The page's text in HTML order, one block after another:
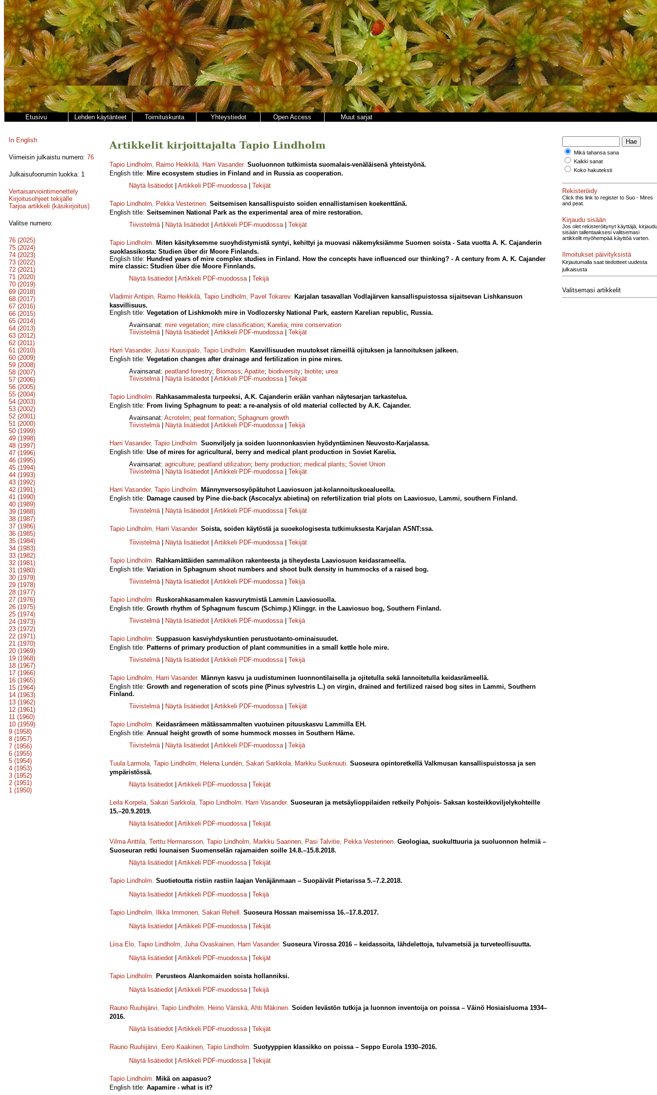
Etusivu Lehden käytänteet Toimituskunta Yhteystiedot Open Access Muut sarjat
In English
Viimeisin julkaistu numero: 76
Julkaisufoorumin luokka: 1
Vertaisarviointimenettely
Kirjoitusohjeet tekijälle
Tarjoa artikkeli (käsikirjoitus)
Valitse numero:
76 (2025)
75 (2024)
74 (2023)
73 (2022)
72 (2021)
71 (2020)
70 (2019)
69 (2018)
68 (2017)
67 (2016)
66 (2015)
65 (2014)
64 (2013)
63 (2012)
62 (2011)
61 (2010)
60 (2009)
59 (2008)
58 (2007)
57 (2006)
56 (2005)
55 (2004)
54 (2003)
53 (2002)
52 (2001)
51 (2000)
50 (1999)
49 (1998)
48 (1997)
47 (1996)
46 (1995)
45 (1994)
44 (1993)
43 (1992)
42 (1991)
41 (1990)
40 (1989)
39 (1988)
38 (1987)
37 (1986)
36 (1985)
35 (1984)
34 (1983)
33 (1982)
32 (1981)
31 (1980)
30 (1979)
29 (1978)
28 (1977)
27 (1976)
26 (1975)
25 (1974)
24 (1973)
23 (1972)
22 (1971)
21 (1970)
20 (1969)
19 (1968)
18 (1967)
17 (1966)
16 (1965)
15 (1964)
14 (1963)
13 (1962)
12 (1961)
11 (1960)
10 (1959)
9 (1958)
8 (1957)
7 (1956)
6 (1955)
5 (1954)
4 (1953)
3 (1952)
2 (1951)
1 (1950)
Artikkelit kirjoittajalta Tapio Lindholm
Tapio Lindholm, Raimo Heikkilä, Harri Vasander. Suoluonnon tutkimista suomalais-venäläisenä yhteistyönä.
English title: Mire ecosystem studies in Finland and in Russia as cooperation.
Näytä lisätiedot
Artikkeli PDF-muodossa| Tekijät
Tapio Lindholm, Pekka Vesterinen. Seitsemisen kansallispuisto soiden ennallistamisen koekenttänä.
English title: Seitseminen National Park as the experimental area of mire restoration.
Tiivistelmä| Näytä lisätiedot Artikkeli PDF-muodossa| Tekijät
Tapio Lindholm. Miten käsityksemme suoyhdistymistä syntyi, kehittyi ja muovasi näkemyksiämme Suomen soista - Sata vuotta A. K. Cajanderin
suoklassikosta: Studien über dir Moore Finlands.
English title: Hundred years of mire complex studies in Finland. How the concepts have influenced our thinking? - A century from A. K. Cajander
mire classic: Studien über die Moore Finnlands.
Näytä lisätiedot
Artikkeli PDF-muodossa| Tekijä
Vladimir Antipin, Raimo Heikkilä, Tapio Lindholm, Pavel Tokarev. Karjalan tasavallan Vodlajärven kansallispuistossa sijaitsevan Lishkansuon
kasvillisuus.
English title: Vegetation of Lishkmokh mire in Vodlozersky National Park, eastern Karelian republic, Russia.
Avainsanat: mire vegetation; mire classification; Karelia; mire conservation
Tiivistelmä| Näytä lisätiedot Artikkeli PDF-muodossa| Tekijät
Harri Vasander, Jussi Kuusipalo, Tapio Lindholm. Kasvillisuuden muutokset rämeillä ojituksen ja lannoituksen jalkeen.
English title: Vegetation changes after drainage and fertilization in pine mires.
Avainsanat: peatland forestry; Biomass; Apatite; biodiversity; biotite; urea
Tiivistelmä| Näytä lisätiedot Artikkeli PDF-muodossa| Tekijät
Tapio Lindholm. Rahkasammalesta turpeeksi, A.K. Cajanderin erään vanhan näytesarjan tarkastelua.
English title: From living Sphagnum to peat: a re-analysis of old material collected by A.K. Cajander.
Avainsanat: Acrotelm; peat formation; Sphagnum growth
Tiivistelmä| Näytä lisätiedot Artikkeli PDF-muodossa| Tekijä
Harri Vasander, Tapio Lindholm. Suonviljely ja soiden luonnonkasvien hyödyntäminen Neuvosto-Karjalassa.
English title: Use of mires for agricultural, berry and medical plant production in Soviet Karelia.
Avainsanat: agriculture; peatland utilization; berry production; medical plants; Soviet Union
Tiivistelmä| Näytä lisätiedot Artikkeli PDF-muodossa| Tekijät
Harri Vasander, Tapio Lindholm. Männynversosyöpätuhot Laaviosuon jat-kolannoituskoealueella.
English title: Damage caused by Pine die-back (Ascocalyx abietina) on refertilization trial plots on Laaviosuo, Lammi, southern Finland.
Tiivistelmä| Näytä lisätiedot Artikkeli PDF-muodossa| Tekijät
Tapio Lindholm, Harri Vasander. Soista, soiden käytöstä ja suoekologisesta tutkimuksesta Karjalan ASNT:ssa.
Tiivistelmä| Näytä lisätiedot Artikkeli PDF-muodossa| Tekijät
Tapio Lindholm. Rahkamättäiden sammalikon rakenteesta ja tiheydesta Laaviosuon keidasrameella.
English title: Variation in Sphagnum shoot numbers and shoot bulk density in hummocks of a raised bog.
Tiivistelmä| Näytä lisätiedot Artikkeli PDF-muodossa| Tekijä
Tapio Lindholm. Ruskorahkasammalen kasvurytmistä Lammin Laaviosuolla.
English title: Growth rhythm of Sphagnum fuscum (Schimp.) Klinggr. in the Laaviosuo bog, Southern Finland.
Tiivistelmä| Näytä lisätiedot Artikkeli PDF-muodossa| Tekijä
Tapio Lindholm. Suppasuon kasviyhdyskuntien perustuotanto-ominaisuudet.
English title: Patterns of primary production of plant communities in a small kettle hole mire.
Tiivistelmä| Näytä lisätiedot Artikkeli PDF-muodossa| Tekijä
Tapio Lindholm, Harri Vasander. Männyn kasvu ja uudistuminen luonnontilaisella ja ojitetulla sekä lannoitetulla keidasrämeellä.
English title: Growth and regeneration of scots pine (Pinus sylvestris L.) on virgin, drained and fertilized raised bog sites in Lammi, Southern
Finland.
Tiivistelmä| Näytä lisätiedot Artikkeli PDF-muodossa| Tekijät
Tapio Lindholm. Keidasrämeen mätässammalten vuotuinen pituuskasvu Lammilla EH.
English title: Annual height growth of some hummock mosses in Southern Häme.
Tiivistelmä| Näytä lisätiedot Artikkeli PDF-muodossa| Tekijä
Tuula Larmola, Tapio Lindholm, Helena Lundén, Sakari Sarkkola, Markku Suoknuuti. Suoseura opintoretkellä Valkmusan kansallispuistossa ja sen
ympäristössä.
Näytä lisätiedot
Artikkeli PDF-muodossa| Tekijät
Leila Korpela, Sakari Sarkkola, Tapio Lindholm, Harri Vasander. Suoseuran ja metsäylioppilaiden retkeily Pohjois- Saksan kosteikkoviljelykohteille
15.–20.9.2019.
Näytä lisätiedot
Artikkeli PDF-muodossa| Tekijät
Vilma Anttila, Terttu Hermansson, Tapio Lindholm, Markku Saarinen, Pasi Talvitie, Pekka Vesterinen. Geologiaa, suokulttuuria ja suoluonnon helmiä –
Suoseuran retki lounaisen Suomenselän rajamaiden soille 14.8.–15.8.2018.
Näytä lisätiedot
Artikkeli PDF-muodossa| Tekijät
Tapio Lindholm. Suotietoutta ristiin rastiin laajan Venäjänmaan – Suopäivät Pietarissa 5.–7.2.2018.
Näytä lisätiedot
Artikkeli PDF-muodossa| Tekijä
Tapio Lindholm, Ilkka Immonen, Sakari Rehell . Suoseura Hossan maisemissa 16.–17.8.2017.
Näytä lisätiedot
Artikkeli PDF-muodossa| Tekijät
Liisa Elo, Tapio Lindholm, Juha Ovaskainen, Harri Vasander. Suoseura Virossa 2016 – keidassoita, lähdelettoja, tulvametsiä ja turveteollisuutta.
Näytä lisätiedot
Artikkeli PDF-muodossa| Tekijät
Tapio Lindholm. Perusteos Alankomaiden soista hollanniksi.
Näytä lisätiedot
Artikkeli PDF-muodossa| Tekijä
Rauno Ruuhijärvi, Tapio Lindholm, Heino Vänskä, Ahti Mäkinen. Soiden levästön tutkija ja luonnon inventoija on poissa – Väinö Hosiaisluoma 1934–
2016.
Näytä lisätiedot
Artikkeli PDF-muodossa| Tekijät
Rauno Ruuhijärvi, Eero Kaakinen, Tapio Lindholm. Suotyyppien klassikko on poissa – Seppo Eurola 1930–2016.
Näytä lisätiedot
Artikkeli PDF-muodossa| Tekijät
Tapio Lindholm. Mikä on aapasuo?
English title: Aapamire - what is it?
Mikä tahansa sana
Kaikki sanat
Koko hakuteksti
Rekisteröidy
Click this link to register to Suo - Mires
and peat.
Kirjaudu sisään
Jos olet rekisteröitynyt käyttäjä, kirjaudu
sisään tallentaaksesi valitsemasi
artikkelit myöhempää käyttöä varten.
Ilmoitukset päivityksistä
Kirjautumalla saat tiedotteet uudesta
julkaisusta
Valitsemasi artikkelit